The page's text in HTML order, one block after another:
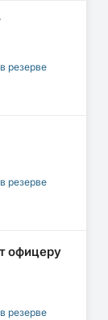
резерве
резерве
офицеру
резерве